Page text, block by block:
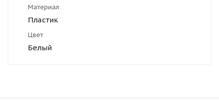
Материал
Пластик
Цвет
Белый